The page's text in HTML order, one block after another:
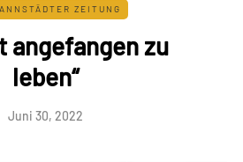
ZEITUNG
angefangen zu
leben“
Juni 30, 2022